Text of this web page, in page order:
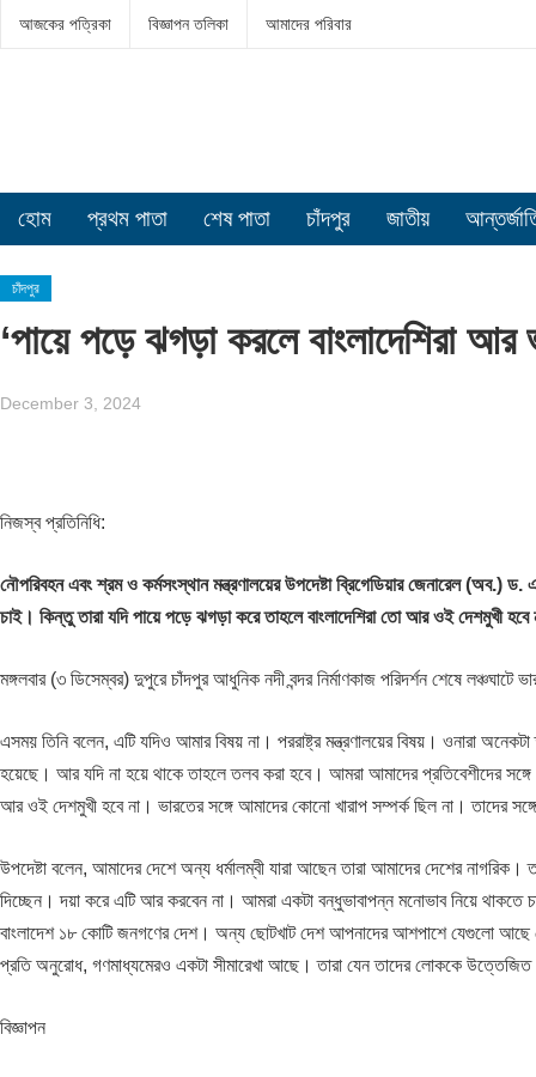
আজকের পত্রিকা বিজ্ঞাপন তলিকা আমাদের পরিবার
হোম প্রথম পাতা শেষ পাতা চাঁদপুর জাতীয়
চাঁদপুর
‘পায়ে পড়ে ঝগড়া করলে বাংলাদেশিরা আর
December 3, 2024
নিজস্ব প্রতিনিধি:
নৌপরিবহন এবং শ্রম ও কর্মসংস্থান মন্ত্রণালয়ের উপদেষ্টা ব্রিগেডিয়ার জেনারেল (অব.)
চাই। কিন্তু তারা যদি পায়ে পড়ে ঝগড়া করে তাহলে বাংলাদেশিরা তো আর ওই দেশমুখী হবে
মঙ্গলবার (৩ ডিসেম্বর) দুপুরে চাঁদপুর আধুনিক নদী বন্দর নির্মাণকাজ পরিদর্শন শেষে
এসময় তিনি বলেন, এটি যদিও আমার বিষয় না। পররাষ্ট্র মন্ত্রণালয়ের বিষয়। ওনারা
হয়েছে। আর যদি না হয়ে থাকে তাহলে তলব করা হবে। আমরা আমাদের প্রতিবেশীদের
আর ওই দেশমুখী হবে না। ভারতের সঙ্গে আমাদের কোনো খারাপ সম্পর্ক ছিল না। তাদের
উপদেষ্টা বলেন, আমাদের দেশে অন্য ধর্মালম্বী যারা আছেন তারা আমাদের দেশের
দিচ্ছেন। দয়া করে এটি আর করবেন না। আমরা একটা বন্ধুভাবাপন্ন মনোভাব নিয়ে থাকতে
বাংলাদেশ ১৮ কোটি জনগণের দেশ। অন্য ছোটখাট দেশ আপনাদের আশপাশে যেগুলো
প্রতি অনুরোধ, গণমাধ্যমেরও একটা সীমারেখা আছে। তারা যেন তাদের লোককে
বিজ্ঞাপন